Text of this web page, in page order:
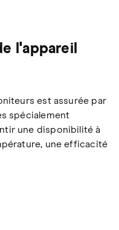
l'appareil
est assurée par
spécialement
une disponibilité à
une efficacité